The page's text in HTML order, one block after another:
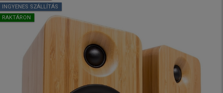
INGYENES SZÁLLÍTÁS
RAKTÁRON